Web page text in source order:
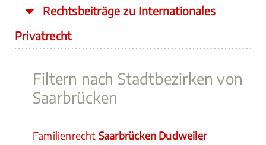
Rechtsbeiträge zu Internationales
Privatrecht
Filtern nach Stadtbezirken von
Saarbrücken
Familienrecht Saarbrücken Dudweiler